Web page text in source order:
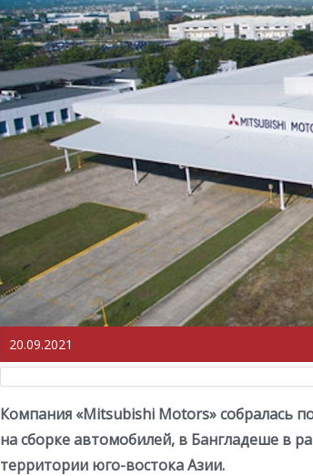
20.09.2021
Компания «Mitsubishi Motors» собралась
на сборке автомобилей, в Бангладеше в
территории юго-востока Азии.